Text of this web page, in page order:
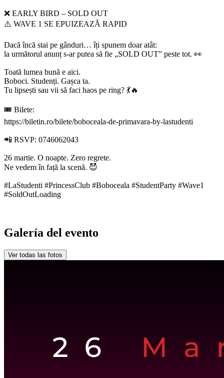
❌ EARLY BIRD – SOLD OUT
⚠️ WAVE 1 SE EPUIZEAZĂ RAPID
Dacă încă stai pe gânduri… îți spunem doar atât:
la următorul anunț s-ar putea să fie „SOLD OUT” peste tot. 👀
Toată lumea bună e aici.
Boboci. Studenți. Gașca ta.
Tu lipsești sau vii să faci haos pe ring? 💃🔥
🎟 Bilete:
https://biletin.ro/bilete/boboceala-de-primavara-by-lastudenti
📲 RSVP: 0746062043
26 martie. O noapte. Zero regrete.
Ne vedem în față la scenă. 😈
#LaStudenti #PrincessClub #Boboceala #StudentParty #Wave1
#SoldOutLoading
Galería del evento
Ver todas las fotos